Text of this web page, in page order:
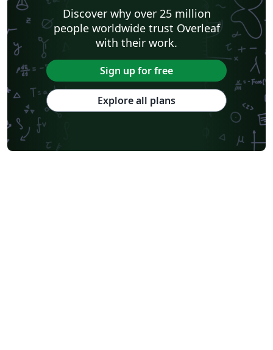
Discover why over 25 million
people worldwide trust Overleaf
with their work.
Sign up for free
Explore all plans